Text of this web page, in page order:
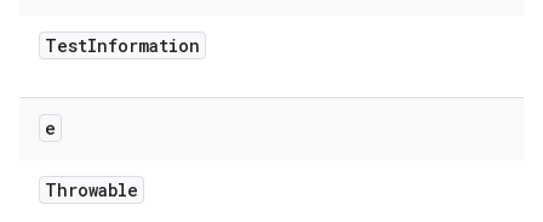
TestInformation
e
Throwable